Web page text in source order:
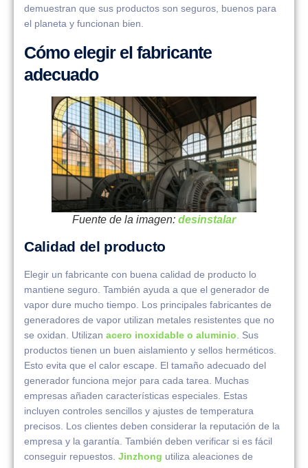
demuestran que sus productos son seguros, buenos para
el planeta y funcionan bien.
Cómo elegir el fabricante
adecuado
Fuente de la imagen: desinstalar
Calidad del producto
Elegir un fabricante con buena calidad de producto lo
mantiene seguro. También ayuda a que el generador de
vapor dure mucho tiempo. Los principales fabricantes de
generadores de vapor utilizan metales resistentes que no
se oxidan. Utilizan acero inoxidable o aluminio . Sus
productos tienen un buen aislamiento y sellos herméticos.
Esto evita que el calor escape. El tamaño adecuado del
generador funciona mejor para cada tarea. Muchas
empresas añaden características especiales. Estas
incluyen controles sencillos y ajustes de temperatura
precisos. Los clientes deben considerar la reputación de la
empresa y la garantía. También deben verificar si es fácil
conseguir repuestos. Jinzhong utiliza aleaciones de